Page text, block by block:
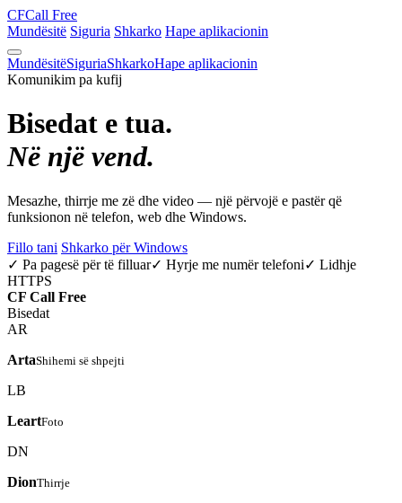
CFCall Free
Mundësitë Siguria Shkarko Hape aplikacionin
MundësitëSiguriaShkarkoHape aplikacionin
Komunikim pa kufij
Bisedat e tua.
Në një vend.
Mesazhe, thirrje me zë dhe video — një përvojë e pastër që
funksionon në telefon, web dhe Windows.
Fillo tani Shkarko për Windows
✓ Pa pagesë për të filluar✓ Hyrje me numër telefoni✓ Lidhje
HTTPS
CF Call Free
Bisedat
AR
ArtaShihemi së shpejti
LB
LeartFoto
DN
DionThirrje